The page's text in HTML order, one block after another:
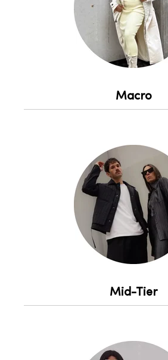
Macro
Mid-Tier